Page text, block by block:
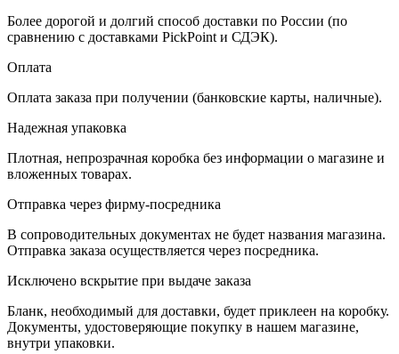
Более дорогой и долгий способ доставки по России (по
сравнению с доставками PickPoint и СДЭК).
Оплата
Оплата заказа при получении (банковские карты, наличные).
Надежная упаковка
Плотная, непрозрачная коробка без информации о магазине и
вложенных товарах.
Отправка через фирму-посредника
В сопроводительных документах не будет названия магазина.
Отправка заказа осуществляется через посредника.
Исключено вскрытие при выдаче заказа
Бланк, необходимый для доставки, будет приклеен на коробку.
Документы, удостоверяющие покупку в нашем магазине,
внутри упаковки.